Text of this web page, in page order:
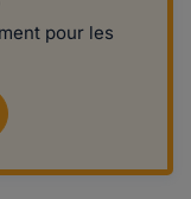
pour les